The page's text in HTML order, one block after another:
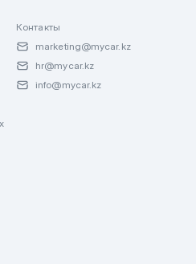
Контакты
marketing@mycar.kz
hr@mycar.kz
info@mycar.kz